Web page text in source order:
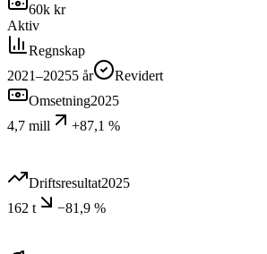
60k kr
Aktiv
Regnskap
2021–20255 år
Revidert
Omsetning2025
4,7 mill
+87,1 %
Driftsresultat2025
162 t
−81,9 %